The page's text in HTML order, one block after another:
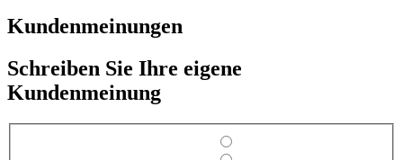
Kundenmeinungen
Schreiben Sie Ihre eigene
Kundenmeinung